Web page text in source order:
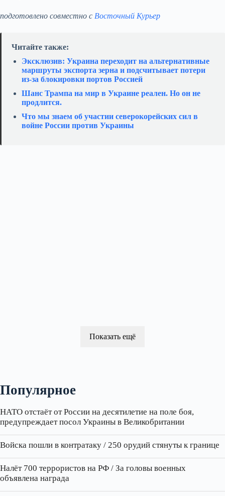
подготовлено совместно с Восточный Курьер
Читайте также:
Эксклюзив: Украина переходит на альтернативные
маршруты экспорта зерна и подсчитывает потери
из‑за блокировки портов Россией
Шанс Трампа на мир в Украине реален. Но он не
продлится.
Что мы знаем об участии северокорейских сил в
войне России против Украины
Показать ещё
Популярное
НАТО отстаёт от России на десятилетие на поле боя,
предупреждает посол Украины в Великобритании
Войска пошли в контратаку / 250 орудий стянуты к границе
Налёт 700 террористов на РФ / За головы военных
объявлена награда